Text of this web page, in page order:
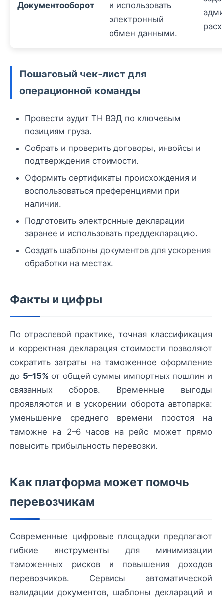
Документооборот
и использовать
электронный
обмен данными.
Пошаговый чек‑лист для
операционной команды
Провести аудит ТН ВЭД по ключевым
позициям груза.
Собрать и проверить договоры, инвойсы и
подтверждения стоимости.
Оформить сертификаты происхождения и
воспользоваться преференциями при
наличии.
Подготовить электронные декларации
заранее и использовать преддекларацию.
Создать шаблоны документов для ускорения
обработки на местах.
Факты и цифры
По отраслевой практике, точная классификация
и корректная декларация стоимости позволяют
сократить затраты на таможенное оформление
до 5–15% от общей суммы импортных пошлин и
связанных сборов. Временные выгоды
проявляются и в ускорении оборота автопарка:
уменьшение среднего времени простоя на
таможне на 2–6 часов на рейс может прямо
повысить прибыльность перевозки.
Как платформа может помочь
перевозчикам
Современные цифровые площадки предлагают
гибкие инструменты для минимизации
таможенных рисков и повышения доходов
перевозчиков. Сервисы автоматической
валидации документов, шаблоны деклараций и